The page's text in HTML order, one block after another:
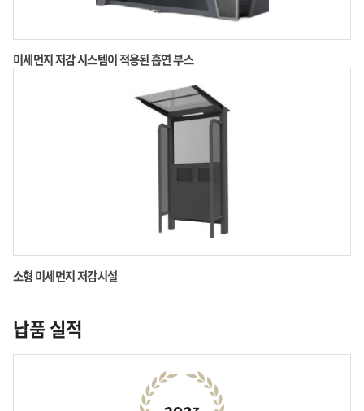
미세먼지 저감 시스템이 적용된 흡연 부스
소형 미세먼지 저감시설
납품 실적